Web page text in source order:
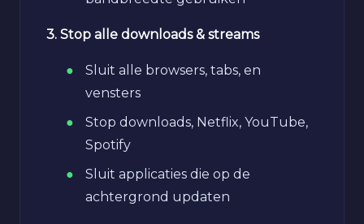
3. Stop alle downloads & streams
Sluit alle browsers, tabs, en
vensters
Stop downloads, Netflix, YouTube,
Spotify
Sluit applicaties die op de
achtergrond updaten